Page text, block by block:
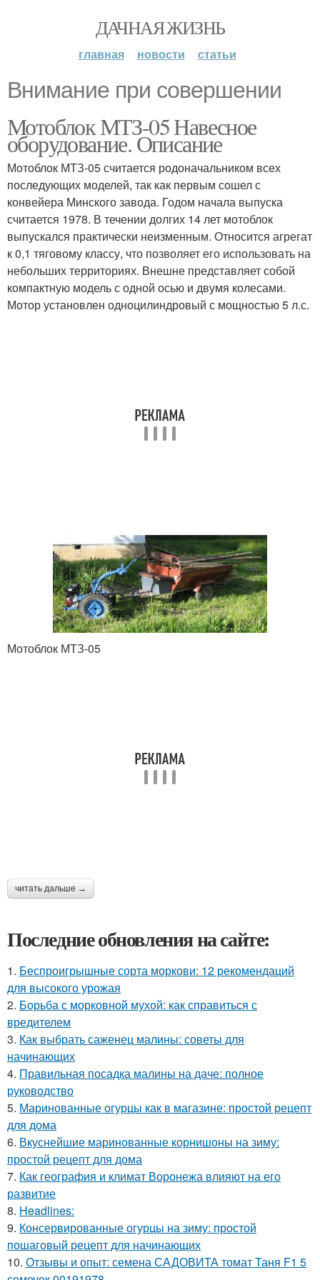
ДАЧНАЯ ЖИЗНЬ
главная новости статьи
Внимание при совершении
Мотоблок МТЗ-05 Навесное
оборудование. Описание
Мотоблок МТЗ-05 считается родоначальником всех
последующих моделей, так как первым сошел с
конвейера Минского завода. Годом начала выпуска
считается 1978. В течении долгих 14 лет мотоблок
выпускался практически неизменным. Относится агрегат
к 0,1 тяговому классу, что позволяет его использовать на
небольших территориях. Внешне представляет собой
компактную модель с одной осью и двумя колесами.
Мотор установлен одноцилиндровый с мощностью 5 л.с.
Мотоблок МТЗ-05
читать дальше →
Последние обновления на сайте:
1. Беспроигрышные сорта моркови: 12 рекомендаций
для высокого урожая
2. Борьба с морковной мухой: как справиться с
вредителем
3. Как выбрать саженец малины: советы для
начинающих
4. Правильная посадка малины на даче: полное
руководство
5. Маринованные огурцы как в магазине: простой рецепт
для дома
6. Вкуснейшие маринованные корнишоны на зиму:
простой рецепт для дома
7. Как география и климат Воронежа влияют на его
развитие
8. Headlines:
9. Консервированные огурцы на зиму: простой
пошаговый рецепт для начинающих
10. Отзывы и опыт: семена САДОВИТА томат Таня F1 5